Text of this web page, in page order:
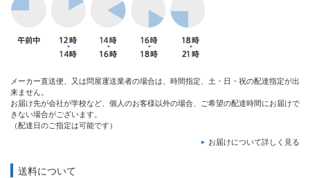
メーカー直送便、又は問屋運送業者の場合は、時間指定、土・日・祝の配達指定が出
来ません。
お届け先が会社が学校など、個人のお客様以外の場合、ご希望の配達時間にお届けで
きない場合がございます。
（配達日のご指定は可能です）
お届けについて詳しく見る
送料について